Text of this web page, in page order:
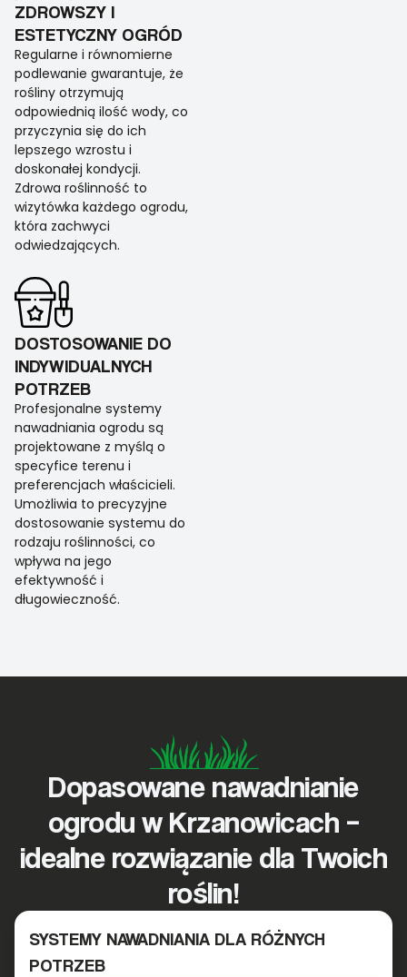
ZDROWSZY I
ESTETYCZNY OGRÓD
Regularne i równomierne
podlewanie gwarantuje, że
rośliny otrzymują
odpowiednią ilość wody, co
przyczynia się do ich
lepszego wzrostu i
doskonałej kondycji.
Zdrowa roślinność to
wizytówka każdego ogrodu,
która zachwyci
odwiedzających.
DOSTOSOWANIE DO
INDYWIDUALNYCH
POTRZEB
Profesjonalne systemy
nawadniania ogrodu są
projektowane z myślą o
specyfice terenu i
preferencjach właścicieli.
Umożliwia to precyzyjne
dostosowanie systemu do
rodzaju roślinności, co
wpływa na jego
efektywność i
długowieczność.
Dopasowane nawadnianie
ogrodu w Krzanowicach –
idealne rozwiązanie dla Twoich
roślin!
SYSTEMY NAWADNIANIA DLA RÓŻNYCH
POTRZEB